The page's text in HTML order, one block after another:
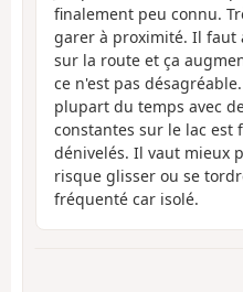
finalement peu connu.
garer à proximité. Il faut
sur la route et ça
ce n'est pas
plupart du temps avec
constantes sur le lac est
dénivelés. Il vaut mieux
risque glisser ou se
fréquenté car isolé.